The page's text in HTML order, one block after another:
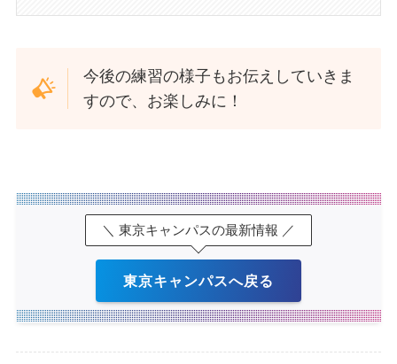
今後の練習の様子もお伝えしていきま
すので、お楽しみに！
＼ 東京キャンパスの最新情報 ／
東京キャンパスへ戻る